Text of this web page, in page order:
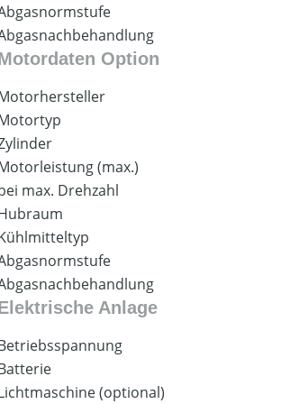
Option
(max.)
max. Drehzahl
Anlage
(optional)